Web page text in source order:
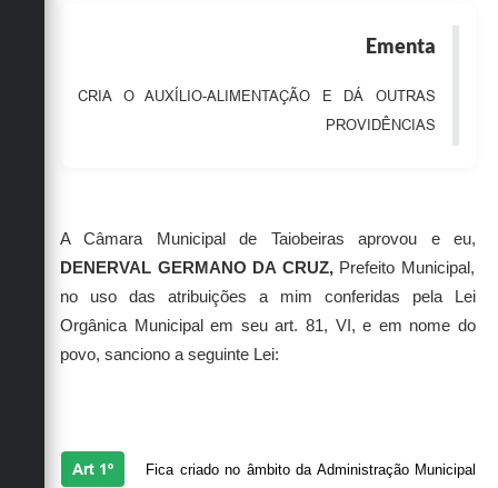
Sala M. do Empreendedor
Secretarias
Ementa
CRIA O AUXÍLIO-ALIMENTAÇÃO E DÁ OUTRAS
PROVIDÊNCIAS
A Câmara Municipal de Taiobeiras aprovou e eu,
DENERVAL GERMANO DA CRUZ, Prefeito Municipal,
no uso das atribuições a mim conferidas pela Lei
Orgânica Municipal em seu art. 81, VI, e em nome do
povo, sanciono a seguinte Lei:
Art 1º Fica criado no âmbito da Administração Municipal